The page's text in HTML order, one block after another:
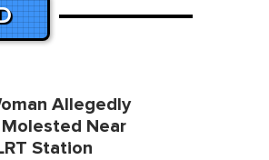
Allegedly
Near
Station